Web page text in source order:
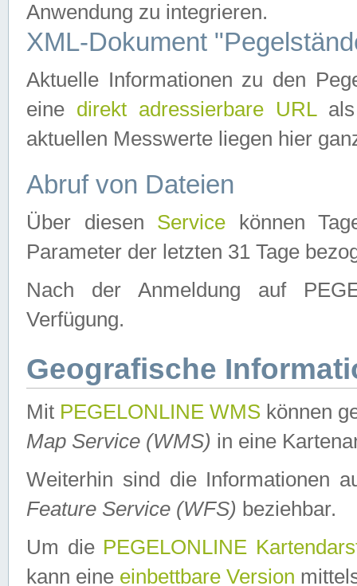
Anwendung zu integrieren.
XML-Dokument
Aktuelle Informationen zu den
eine direkt adressierbare URLals
aktuellen Messwerte liegen hier
Abruf von Dateien
Über diesen Service können
Parameter der letzten 31 Tage
Nach der Anmeldung auf
Verfügung.
Geografische
Mit PEGELONLINE WMS können
Map Service (WMS) in eine
Weiterhin sind die Informationen
Feature Service (WFS) beziehbar.
Um die PEGELONLINE
kann eine einbettbare Version